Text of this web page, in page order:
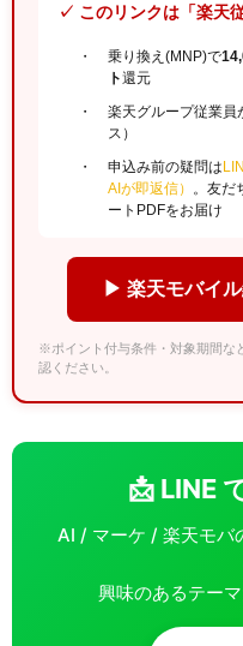
✓ このリンクは「楽天
乗り換え(MNP)で
ト還元
楽天グループ従業員
ス）
申込み前の疑問は
AIが即返信）
。友だ
ートPDFをお届け
▶ 楽天モバイ
※ポイント付与条件・対象期間な
認ください。
📩 LINE
AI / マーケ / 楽天モバ
興味のあるテー